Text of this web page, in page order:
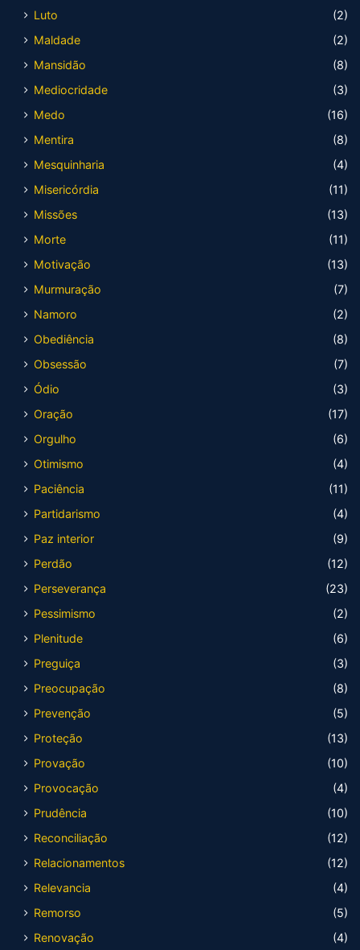
Luto
(2)
Maldade
(2)
Mansidão
(8)
Mediocridade
(3)
Medo
(16)
Mentira
(8)
Mesquinharia
(4)
Misericórdia
(11)
Missões
(13)
Morte
(11)
Motivação
(13)
Murmuração
(7)
Namoro
(2)
Obediência
(8)
Obsessão
(7)
Ódio
(3)
Oração
(17)
Orgulho
(6)
Otimismo
(4)
Paciência
(11)
Partidarismo
(4)
Paz interior
(9)
Perdão
(12)
Perseverança
(23)
Pessimismo
(2)
Plenitude
(6)
Preguiça
(3)
Preocupação
(8)
Prevenção
(5)
Proteção
(13)
Provação
(10)
Provocação
(4)
Prudência
(10)
Reconciliação
(12)
Relacionamentos
(12)
Relevancia
(4)
Remorso
(5)
Renovação
(4)